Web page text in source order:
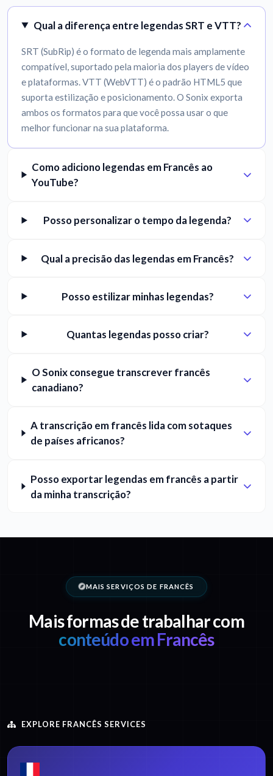
Qual a diferença entre legendas SRT e VTT?
SRT (SubRip) é o formato de legenda mais amplamente
compatível, suportado pela maioria dos players de vídeo
e plataformas. VTT (WebVTT) é o padrão HTML5 que
suporta estilização e posicionamento. O Sonix exporta
ambos os formatos para que você possa usar o que
melhor funcionar na sua plataforma.
Como adiciono legendas em Francês ao
YouTube?
Posso personalizar o tempo da legenda?
Qual a precisão das legendas em Francês?
Posso estilizar minhas legendas?
Quantas legendas posso criar?
O Sonix consegue transcrever francês
canadiano?
A transcrição em francês lida com sotaques
de países africanos?
Posso exportar legendas em francês a partir
da minha transcrição?
MAIS SERVIÇOS DE FRANCÊS
Mais formas de trabalhar com
conteúdo em Francês
EXPLORE FRANCÊS SERVICES